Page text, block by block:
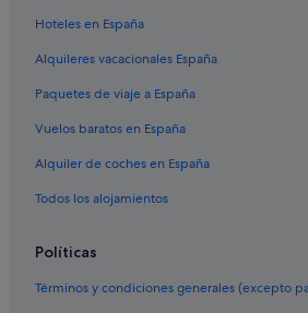
Hoteles en España
Alquileres vacacionales España
Paquetes de viaje a España
Vuelos baratos en España
Alquiler de coches en España
Todos los alojamientos
Políticas
Términos y condiciones generales (excepto